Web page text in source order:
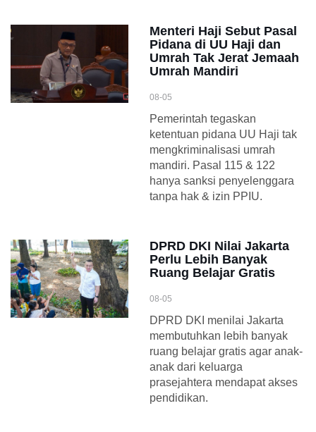
Menteri Haji Sebut Pasal
Pidana di UU Haji dan
Umrah Tak Jerat Jemaah
Umrah Mandiri
08-05
Pemerintah tegaskan
ketentuan pidana UU Haji tak
mengkriminalisasi umrah
mandiri. Pasal 115 & 122
hanya sanksi penyelenggara
tanpa hak & izin PPIU.
DPRD DKI Nilai Jakarta
Perlu Lebih Banyak
Ruang Belajar Gratis
08-05
DPRD DKI menilai Jakarta
membutuhkan lebih banyak
ruang belajar gratis agar anak-
anak dari keluarga
prasejahtera mendapat akses
pendidikan.